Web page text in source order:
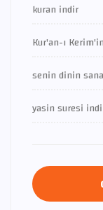
kuran indir
Kur'an-ı
senin dinin
yasin suresi